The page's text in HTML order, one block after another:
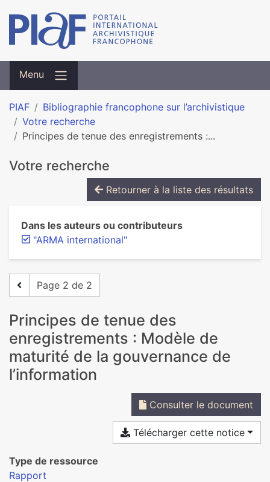
Menu
PIAF
Bibliographie francophone sur l’archivistique
Votre recherche
Principes de tenue des enregistrements :...
Votre recherche
Retourner à la liste des résultats
Dans les auteurs ou contributeurs
"ARMA international"
Page 2 de 2
Principes de tenue des
enregistrements : Modèle de
maturité de la gouvernance de
l’information
Consulter le document
Télécharger cette notice
Type de ressource
Rapport